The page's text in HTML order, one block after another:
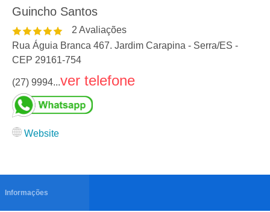
Guincho Santos
2 Avaliações
Rua Águia Branca 467. Jardim Carapina - Serra/ES -
CEP 29161-754
(27) 9994...ver telefone
Website
Informações